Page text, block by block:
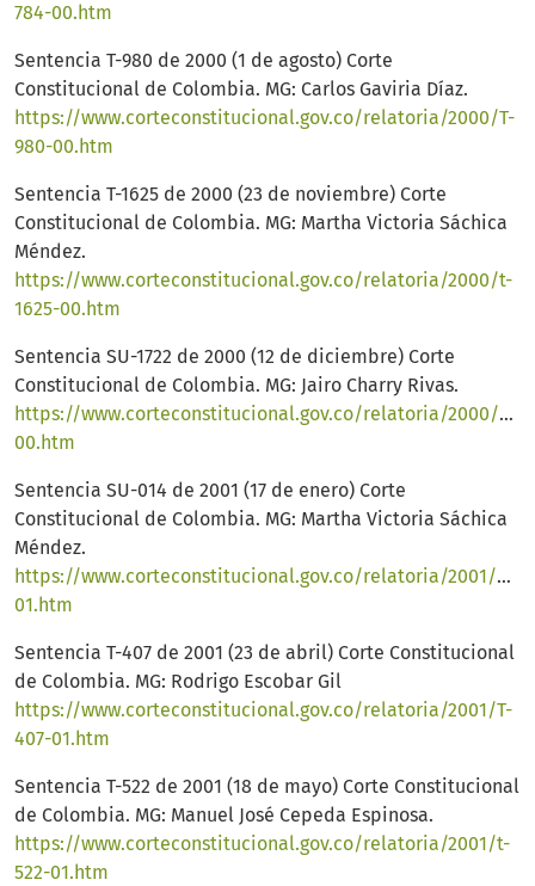
784-00.htm
Sentencia T-980 de 2000 (1 de agosto) Corte
Constitucional de Colombia. MG: Carlos Gaviria Díaz.
https://www.corteconstitucional.gov.co/relatoria/2000/T-
980-00.htm
Sentencia T-1625 de 2000 (23 de noviembre) Corte
Constitucional de Colombia. MG: Martha Victoria Sáchica
Méndez.
https://www.corteconstitucional.gov.co/relatoria/2000/t-
1625-00.htm
Sentencia SU-1722 de 2000 (12 de diciembre) Corte
Constitucional de Colombia. MG: Jairo Charry Rivas.
https://www.corteconstitucional.gov.co/relatoria/2000/
00.htm
Sentencia SU-014 de 2001 (17 de enero) Corte
Constitucional de Colombia. MG: Martha Victoria Sáchica
Méndez.
https://www.corteconstitucional.gov.co/relatoria/2001/
01.htm
Sentencia T-407 de 2001 (23 de abril) Corte Constitucional
de Colombia. MG: Rodrigo Escobar Gil
https://www.corteconstitucional.gov.co/relatoria/2001/T-
407-01.htm
Sentencia T-522 de 2001 (18 de mayo) Corte Constitucional
de Colombia. MG: Manuel José Cepeda Espinosa.
https://www.corteconstitucional.gov.co/relatoria/2001/t-
522-01.htm